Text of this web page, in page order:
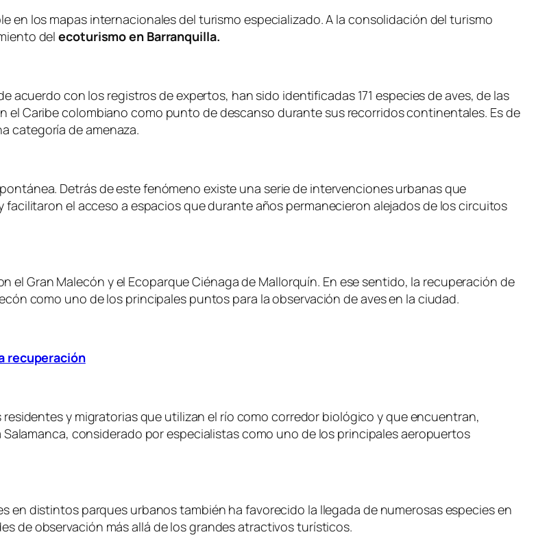
en los mapas internacionales del turismo especializado. A la consolidación del turismo
delecoturismo en Barranquilla.
acuerdo con los registros de expertos, han sido identificadas 171 especies de aves, de las
el Caribe colombiano como punto de descanso durante sus recorridos continentales. Es de
categoría de amenaza.
Detrás de este fenómeno existe una serie de intervenciones urbanas que
el acceso a espacios que durante años permanecieron alejados de los circuitos
Gran Malecón y el Ecoparque Ciénaga de Mallorquín. En ese sentido, la recuperación de
como uno de los principales puntos para la observación de aves en la ciudad.
recuperación
y migratorias que utilizan el río como corredor biológico y que encuentran,
considerado por especialistas como uno de los principales aeropuertos
en distintos parques urbanos también ha favorecido la llegada de numerosas especies en
de observación más allá de los grandes atractivos turísticos.